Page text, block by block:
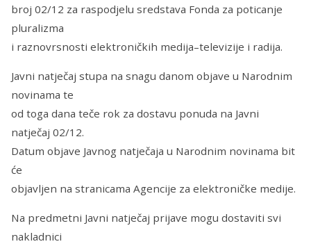
broj 02/12 za raspodjelu sredstava Fonda za poticanje
pluralizma
i raznovrsnosti elektroničkih medija–televizije i radija.
Javni natječaj stupa na snagu danom objave u Narodnim
novinama te
od toga dana teče rok za dostavu ponuda na Javni
natječaj 02/12.
Datum objave Javnog natječaja u Narodnim novinama bit
će
objavljen na stranicama Agencije za elektroničke medije.
Na predmetni Javni natječaj prijave mogu dostaviti svi
nakladnici